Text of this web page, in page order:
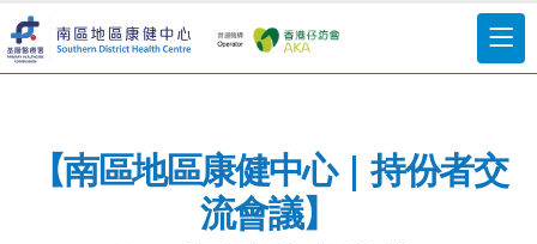
【南區地區康健中心 | 持份者交
流會議】